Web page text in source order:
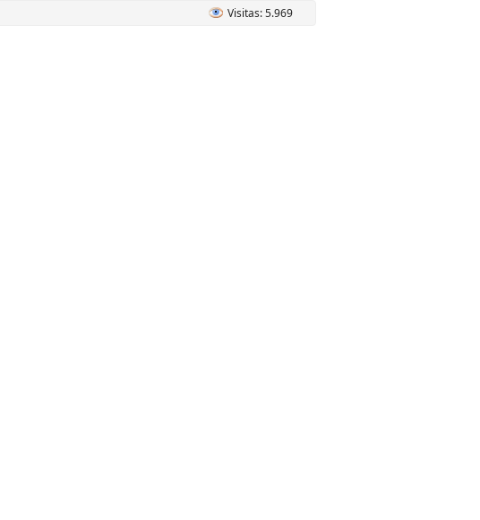
Visitas: 5.969